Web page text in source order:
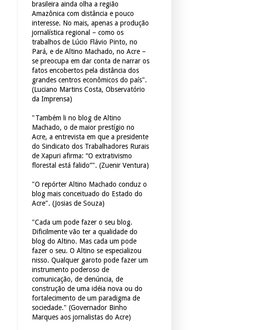
brasileira ainda olha a região
Amazônica com distância e pouco
interesse. No mais, apenas a produção
jornalística regional – como os
trabalhos de Lúcio Flávio Pinto, no
Pará, e de Altino Machado, no Acre –
se preocupa em dar conta de narrar os
fatos encobertos pela distância dos
grandes centros econômicos do país".
(Luciano Martins Costa, Observatório
da Imprensa)
"Também li no blog de Altino
Machado, o de maior prestígio no
Acre, a entrevista em que a presidente
do Sindicato dos Trabalhadores Rurais
de Xapuri afirma: “O extrativismo
florestal está falido”". (Zuenir Ventura)
"O repórter Altino Machado conduz o
blog mais conceituado do Estado do
Acre". (Josias de Souza)
"Cada um pode fazer o seu blog.
Dificilmente vão ter a qualidade do
blog do Altino. Mas cada um pode
fazer o seu. O Altino se especializou
nisso. Qualquer garoto pode fazer um
instrumento poderoso de
comunicação, de denúncia, de
construção de uma idéia nova ou do
fortalecimento de um paradigma de
sociedade." (Governador Binho
Marques aos jornalistas do Acre)